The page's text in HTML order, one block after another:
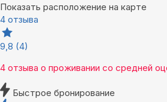
Показать расположение на карте
4 отзыва
9,8 (4)
4 отзыва о проживании со средней
Быстрое бронирование